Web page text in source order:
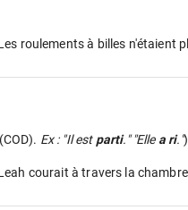
roulements à billes n'étaient
Ex : "Il est parti." "Elle a ri.")
courait à travers la